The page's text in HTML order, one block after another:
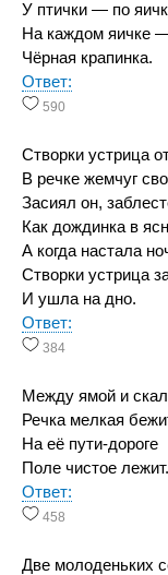
У птички — по
На каждом яичке
Чёрная крапинка.
Ответ:
590
Створки устрица
В речке жемчуг
Засиял он,
Как дождинка в
А когда настала
Створки устрица
И ушла на дно.
Ответ:
384
Между ямой и
Речка мелкая
На её пути-дороге
Поле чистое лежит.
Ответ:
458
Две молоденьких